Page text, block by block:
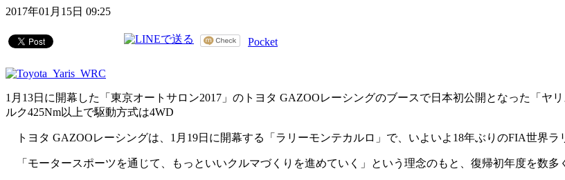
2017年01月15日 09:25
Pocket
1月13日に開幕した「東京オートサロン2017」のトヨタ GAZOOレーシングのブースで日本初公開となった「ヤ
ルク425Nm以上で駆動方式は4WD
トヨタ GAZOOレーシングは、1月19日に開幕する「ラリーモンテカルロ」で、いよいよ18年ぶりのFIA世界ラ
「モータースポーツを通じて、もっといいクルマづくりを進めていく」という理念のもと、復帰初年度を数多